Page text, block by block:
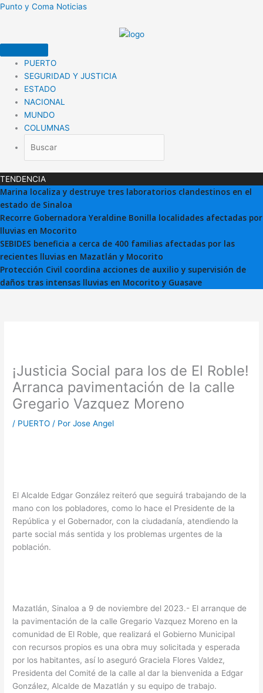
Ir
Punto y Coma Noticias
PUERTO
SEGURIDAD Y JUSTICIA
ESTADO
NACIONAL
MUNDO
COLUMNAS
TENDENCIA
Marina localiza y destruye tres laboratorios clandestinos en el
estado de Sinaloa
Recorre Gobernadora Yeraldine Bonilla localidades afectadas por
lluvias en Mocorito
SEBIDES beneficia a cerca de 400 familias afectadas por las
recientes lluvias en Mazatlán y Mocorito
Protección Civil coordina acciones de auxilio y supervisión de
daños tras intensas lluvias en Mocorito y Guasave
¡Justicia Social para los de El Roble!
Arranca pavimentación de la calle
Gregario Vazquez Moreno
/ PUERTO / PorJose Angel
El Alcalde Edgar González reiteró que seguirá trabajando de la
mano con los pobladores, como lo hace el Presidente de la
República y el Gobernador, con la ciudadanía, atendiendo la
parte social más sentida y los problemas urgentes de la
población.
Mazatlán, Sinaloa a 9 de noviembre del 2023.- El arranque de
la pavimentación de la calle Gregario Vazquez Moreno en la
comunidad de El Roble, que realizará el Gobierno Municipal
con recursos propios es una obra muy solicitada y esperada
por los habitantes, así lo aseguró Graciela Flores Valdez,
Presidenta del Comité de la calle al dar la bienvenida a Edgar
González, Alcalde de Mazatlán y su equipo de trabajo.